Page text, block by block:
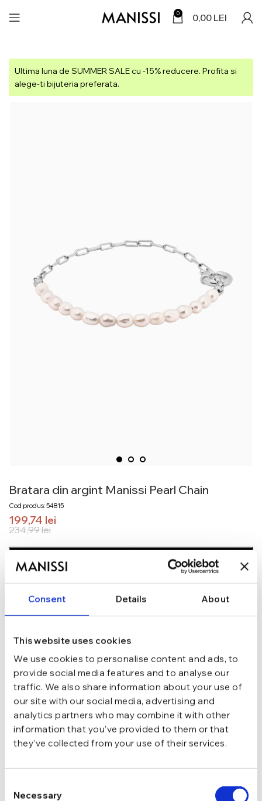
Consent Details About
This website uses cookies
We use cookies to personalise content and ads, to
provide social media features and to analyse our
traffic. We also share information about your use of
our site with our social media, advertising and
analytics partners who may combine it with other
information that you’ve provided to them or that
they’ve collected from your use of their services.
Selection
Necessary
0 0,00 LEI
Ultima luna de SUMMER SALE cu -15% reducere. Profita si
alege-ti bijuteria preferata.
Bratara din argint Manissi Pearl Chain
Cod produs: 54815
234,99lei
199,74 lei
TRANSPORT GRATUIT la comenzi de peste 289 lei
GARANTIE DE CONFORMITATE Cumperi fara griji
TIP Cu perle naturale de cultura
CULOARE Alb, Argintiu
LUNGIME 20 cm